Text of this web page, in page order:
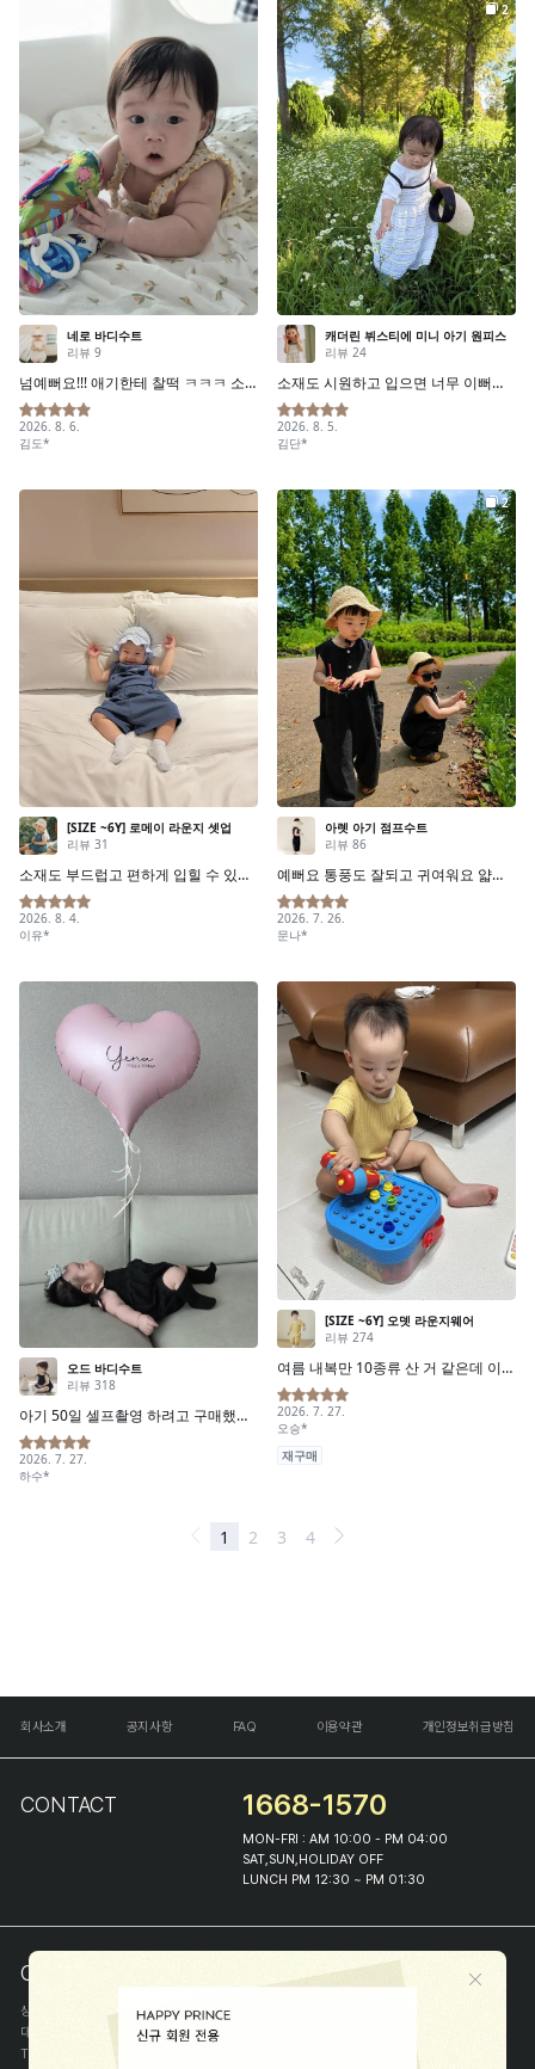
회사소개 공지사항 FAQ 이용약관 개인정보취급방침
CONTACT 1668-1570
MON-FRI : AM 10:00 - PM 04:00
SAT,SUN,HOLIDAY OFF
LUNCH PM 12:30 ~ PM 01:30
COMPANY INFO
상호
(주)해피프린스
대표
이화진
TEL